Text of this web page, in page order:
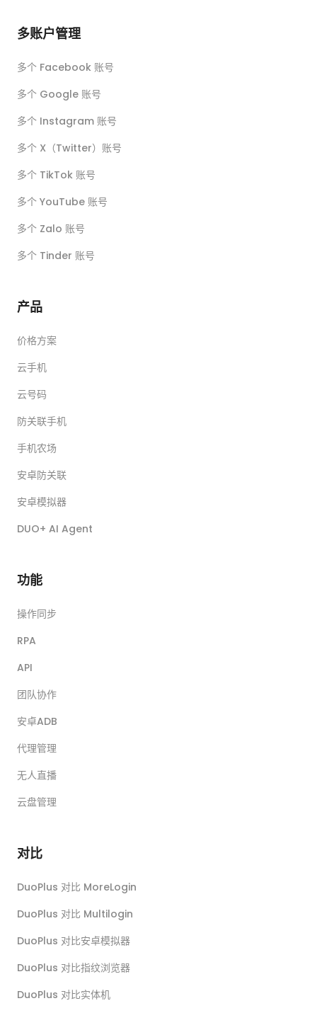
多账户管理
多个 Facebook 账号
多个 Google 账号
多个 Instagram 账号
多个 X（Twitter）账号
多个 TikTok 账号
多个 YouTube 账号
多个 Zalo 账号
多个 Tinder 账号
产品
价格方案
云手机
云号码
防关联手机
手机农场
安卓防关联
安卓模拟器
DUO+ AI Agent
功能
操作同步
RPA
API
团队协作
安卓ADB
代理管理
无人直播
云盘管理
对比
DuoPlus 对比 MoreLogin
DuoPlus 对比 Multilogin
DuoPlus 对比安卓模拟器
DuoPlus 对比指纹浏览器
DuoPlus 对比实体机